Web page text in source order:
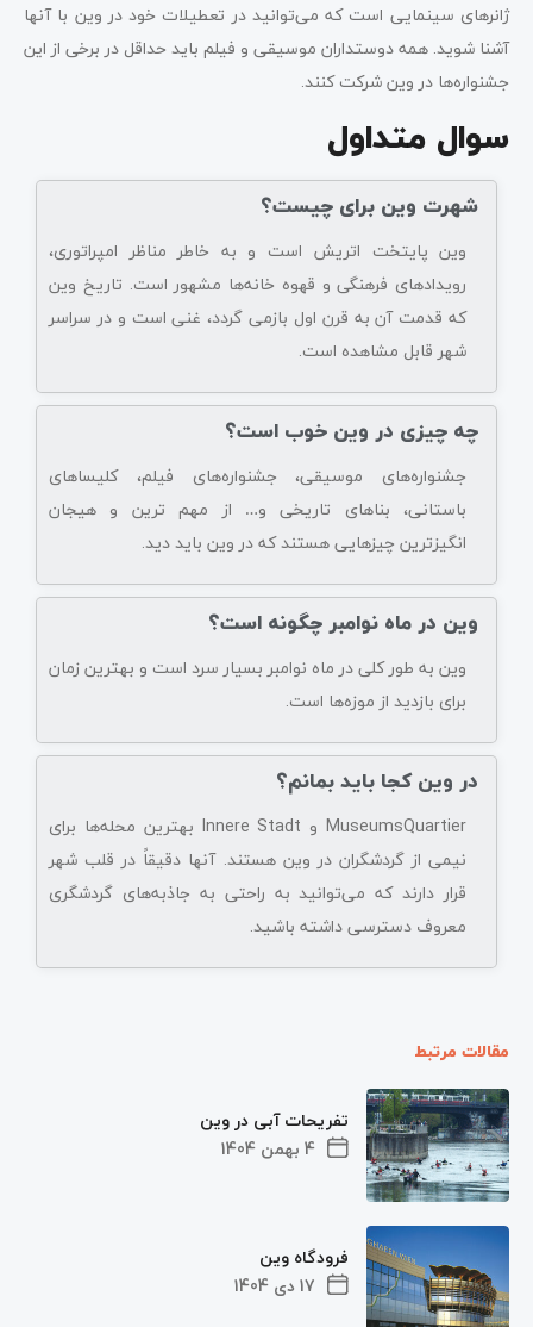
ژانرهای سینمایی است که می‌توانید در تعطیلات خود در وین با آنها
آشنا شوید. همه دوستداران موسیقی و فیلم باید حداقل در برخی از این
جشنواره‌ها در وین شرکت کنند.
سوال متداول
شهرت وین برای چیست؟
وین پایتخت اتریش است و به خاطر مناظر امپراتوری،
رویدادهای فرهنگی و قهوه خانه‌ها مشهور است. تاریخ وین
که قدمت آن به قرن اول بازمی گردد، غنی است و در سراسر
شهر قابل مشاهده است.
چه چیزی در وین خوب است؟
جشنواره‌های موسیقی، جشنواره‌های فیلم، کلیساهای
باستانی، بناهای تاریخی و… از مهم ترین و هیجان
انگیزترین چیزهایی هستند که در وین باید دید.
وین در ماه نوامبر چگونه است؟
وین به طور کلی در ماه نوامبر بسیار سرد است و بهترین زمان
برای بازدید از موزه‌ها است.
در وین کجا باید بمانم؟
MuseumsQuartier و Innere Stadt بهترین محله‌ها برای
نیمی از گردشگران در وین هستند. آنها دقیقاً در قلب شهر
قرار دارند که می‌توانید به راحتی به جاذبه‌های گردشگری
معروف دسترسی داشته باشید.
مقالات مرتبط
4 بهمن 1404
تفریحات آبی در وین
17 دی 1404
فرودگاه وین